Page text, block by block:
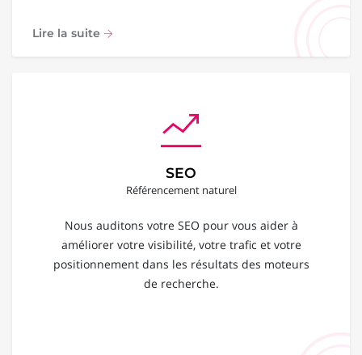
Lire la suite
SEO
Référencement naturel
Nous auditons votre SEO pour vous aider à
améliorer votre visibilité, votre trafic et votre
positionnement dans les résultats des moteurs
de recherche.